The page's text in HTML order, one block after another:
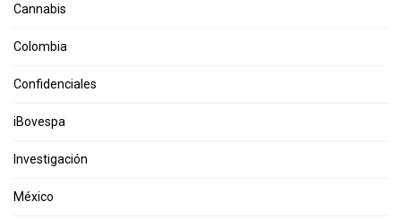
Cannabis
Colombia
Confidenciales
iBovespa
Investigación
México